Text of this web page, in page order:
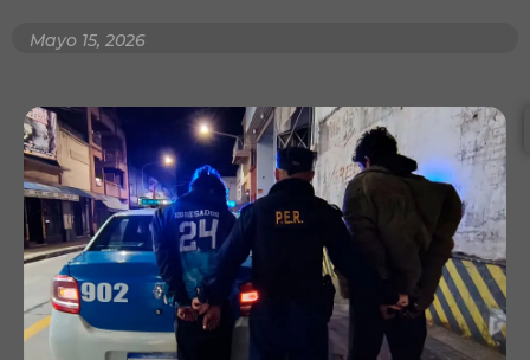
Mayo 15, 2026